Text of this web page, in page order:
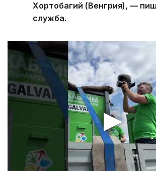
Хортобагий (Венгрия), —
служба.